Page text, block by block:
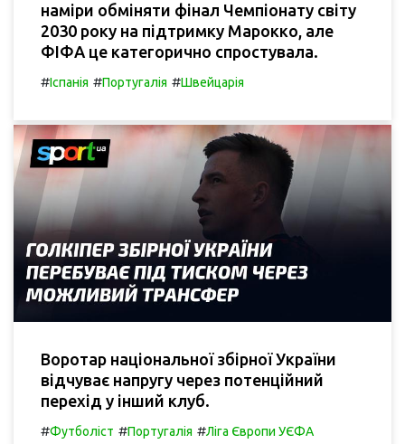
наміри обміняти фінал Чемпіонату світу
2030 року на підтримку Марокко, але
ФІФА це категорично спростувала.
#Іспанія #Португалія #Швейцарія
Воротар національної збірної України
відчуває напругу через потенційний
перехід у інший клуб.
#Футболіст #Португалія #Ліга Європи УЄФА